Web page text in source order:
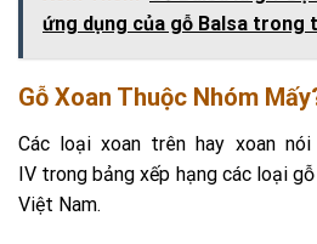
ứng dụng của gỗ Balsa trong
Gỗ Xoan Thuộc Nhóm
Các loại xoan trên hay xoan
IV trong bảng xếp hạng các loại
Việt Nam.